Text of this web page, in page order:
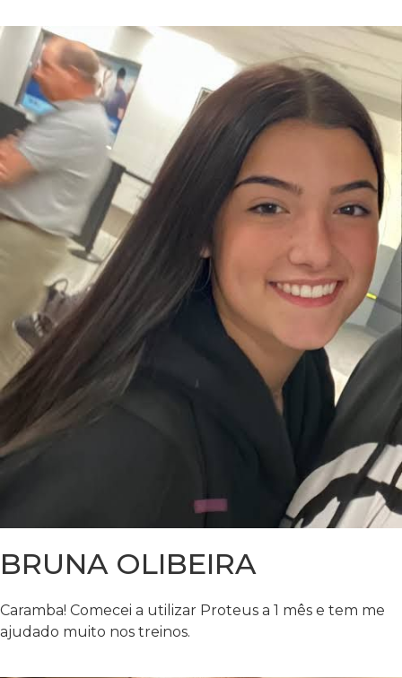
BRUNA OLIBEIRA
Caramba! Comecei a utilizar Proteus a 1 mês e tem me
ajudado muito nos treinos.